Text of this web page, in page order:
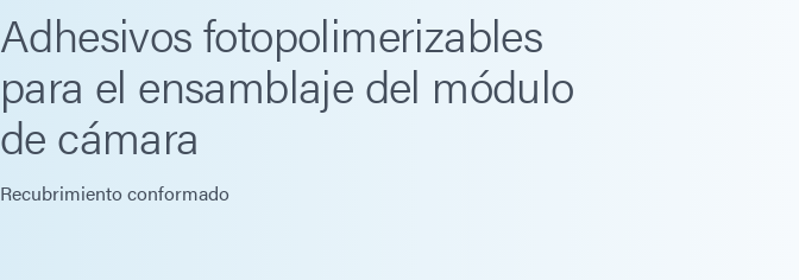
Adhesivos fotopolimerizables
para el ensamblaje del módulo
de cámara
Recubrimiento conformado